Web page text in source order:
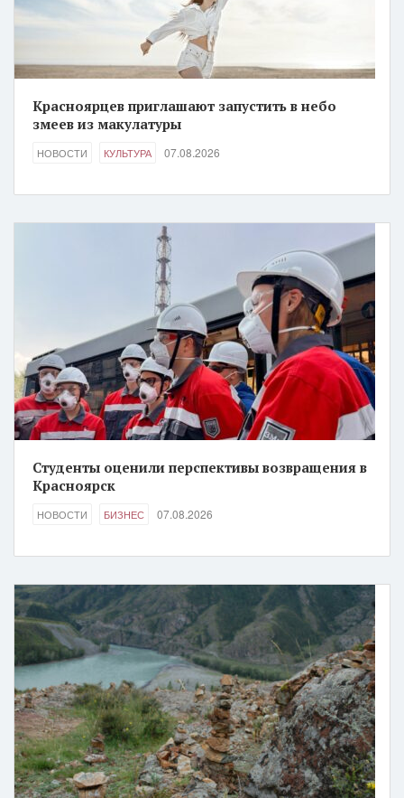
Красноярцев приглашают запустить в небо
змеев из макулатуры
НОВОСТИ КУЛЬТУРА 07.08.2026
Студенты оценили перспективы возвращения в
Красноярск
НОВОСТИ БИЗНЕС 07.08.2026